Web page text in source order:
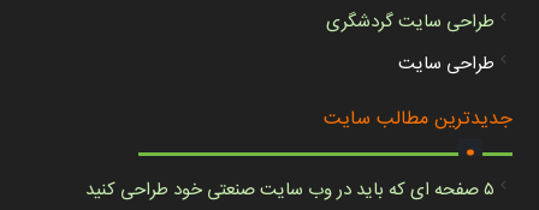
طراحی سایت گردشگری
طراحی سایت
جدیدترین مطالب سایت
.
۵ صفحه ای که باید در وب سایت صنعتی خود طراحی کنید